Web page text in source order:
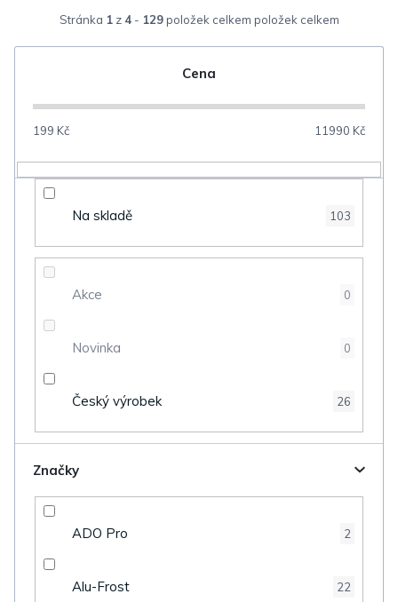
Stránka 1z 4- 129položek celkem
e
o
Cena
199 Kč 11990 Kč
Na skladě 103
Akce 0
Novinka 0
Český výrobek 26
Značky
ADO Pro 2
Alu-Frost 22